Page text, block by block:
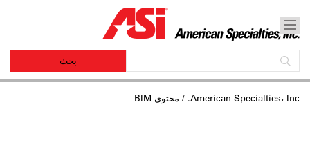
American Specialties، Inc. / محتوى BIM